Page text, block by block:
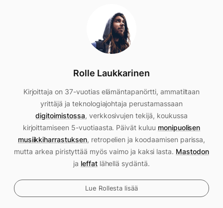
Rolle Laukkarinen
Kirjoittaja on 37-vuotias elämäntapanörtti, ammatiltaan
yrittäjä ja teknologiajohtaja perustamassaan
digitoimistossa, verkkosivujen tekijä, koukussa
kirjoittamiseen 5-vuotiaasta. Päivät kuluu monipuolisen
musiikkiharrastuksen, retropelien ja koodaamisen parissa,
mutta arkea piristyttää myös vaimo ja kaksi lasta. Mastodon
ja leffatlähellä sydäntä.
Lue Rollesta lisää